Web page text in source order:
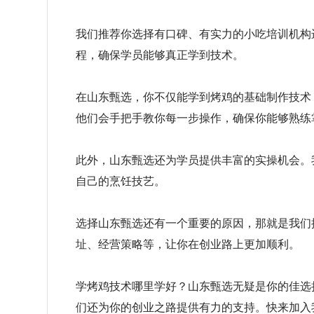
我们推荐你选择有口碑、有实力的小吃培训机
程，确保学员能够真正学到技术。
在山东甄选，你不仅能学到烤鸡的基础制作技
他们会手把手教你每一步操作，确保你能够熟
此外，山东甄选还为学员提供丰富的实操机会
自己的烹饪技艺。
选择山东甄选还有一个重要的原因，那就是我
址、经营策略等，让你在创业路上更加顺利。
学烤鸡技术哪里学好？山东甄选无疑是你的佳
们还为你的创业之路提供有力的支持。快来加